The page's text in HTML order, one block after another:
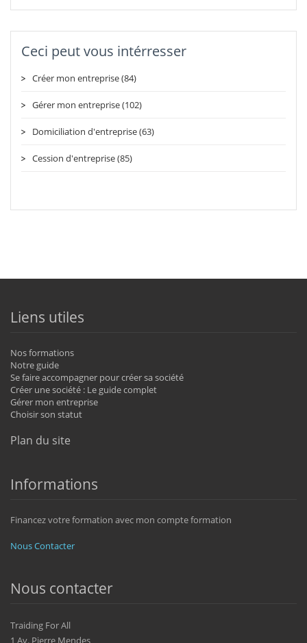
Ceci peut vous intérresser
Créer mon entreprise (84)
Gérer mon entreprise (102)
Domiciliation d'entreprise (63)
Cession d'entreprise (85)
Liens utiles
Nos formations
Notre guide
Se faire accompagner pour créer sa société
Créer une société : Le guide complet
Gérer mon entreprise
Choisir son statut
Plan du site
Informations
Financez votre formation avec mon compte formation
Nous Contacter
Nous contacter
Traiding For All
1 Av. Pierre Mendes